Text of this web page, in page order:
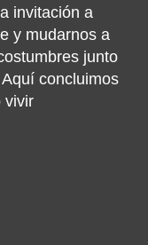
invitación a
y mudarnos a
junto
concluimos
vivir